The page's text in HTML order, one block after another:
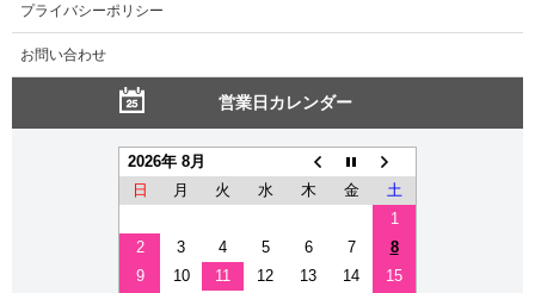
プライバシーポリシー
お問い合わせ
営業日カレンダー
2026年 8月
日
月 火 水 木 金
土
1
2
3 4 5 6 7
8
9
10 11 12 13 14
15